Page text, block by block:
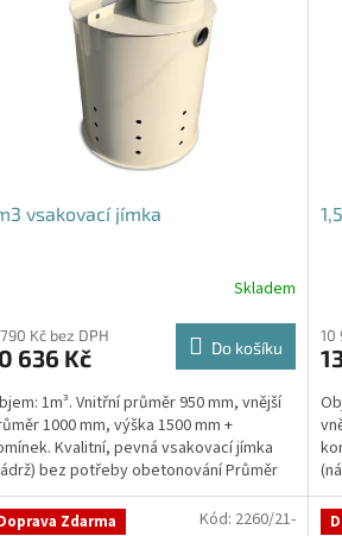
vsakovací jímka
Skladem
Kč bez DPH
636 Kč Do košíku
1m³. Vnitřní průměr 950 mm, vnější
1000 mm, výška 1500 mm +
Kvalitní, pevná vsakovací jímka
bez potřeby obetonování Průměr
a odtoku +...
10
Zdarma Kód: 2260/21-